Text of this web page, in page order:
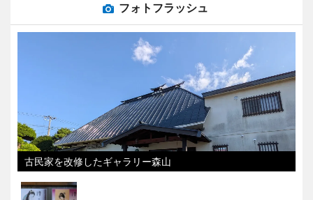
フォトフラッシュ
古民家を改修したギャラリー森山